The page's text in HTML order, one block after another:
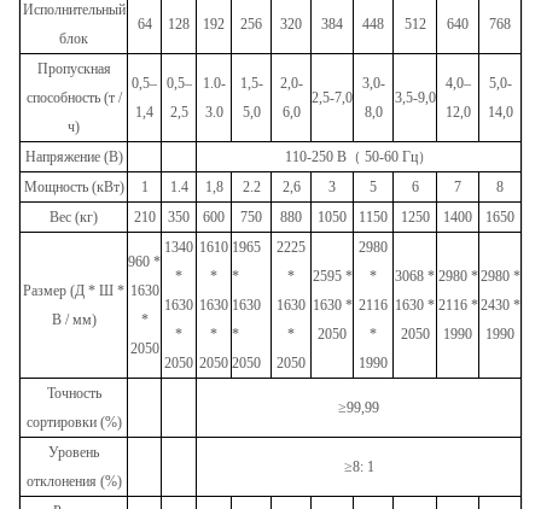
Исполнительный
блок
64 128 192 256 320 384 448 512 640 768
Пропускная
способность (т /
ч)
0,5–
1,4
0,5–
2,5
1.0-
3.0
1,5-
5,0
2,0-
6,0
2,5-7,0
3,0-
8,0
3,5-9,0
4,0–
12,0
5,0-
14,0
Напряжение (В) 110-250 В （ 50-60 Гц）
Мощность (кВт)
1 1.4 1,8 2.2 2,6 3 5 6 7
8
Вес (кг)
210 350 600 750 880 1050 1150 1250 1400 1650
Размер (Д * Ш *
В / мм)
960 *
1630
*
2050
1340
*
1630
*
2050
1610
*
1630
*
2050
1965
*
1630
*
2050
2225
*
1630
*
2050
2595 *
1630 *
2050
2980
*
2116
*
1990
3068 *
1630 *
2050
2980 *
2116 *
1990
2980 *
2430 *
1990
Точность
сортировки (%)
≥99,99
Уровень
отклонения (%)
≥8: 1